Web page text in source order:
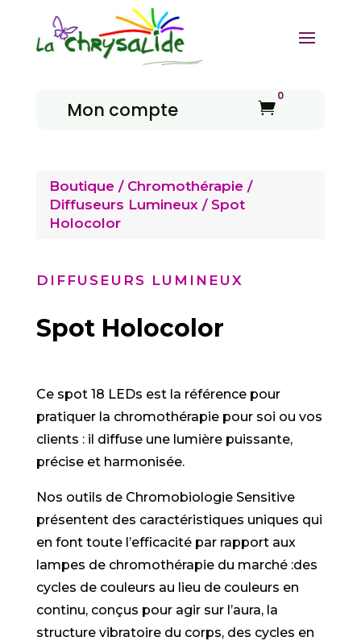
Mon compte 
0
Boutique/ Chromothérapie/
Diffuseurs Lumineux / Spot
Holocolor
DIFFUSEURS LUMINEUX
Spot Holocolor
Ce spot 18 LEDs est la référence pour
pratiquer la chromothérapie pour soi ou vos
clients : il diffuse une lumière puissante,
précise et harmonisée.
Nos outils de Chromobiologie Sensitive
présentent des caractéristiques uniques qui
en font toute l’efficacité par rapport aux
lampes de chromothérapie du marché :des
cycles de couleurs au lieu de couleurs en
continu, conçus pour agir sur l’aura, la
structure vibratoire du corps, des cycles en